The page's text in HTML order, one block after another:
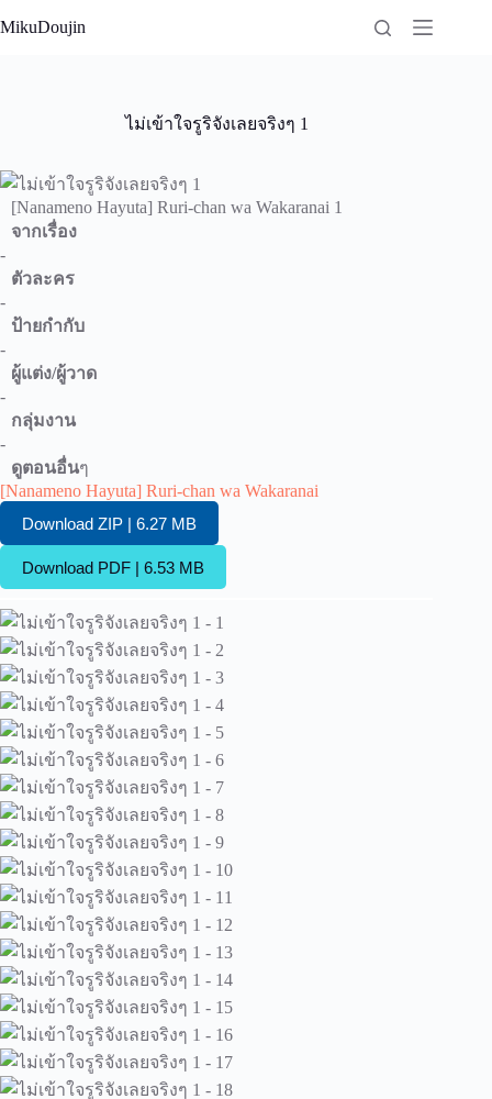
to
MikuDoujin
ไม่เข้าใจรูริจังเลยจริงๆ 1
[Nanameno Hayuta] Ruri-chan wa Wakaranai 1
จากเรื่อง
-
ตัวละคร
-
ป้ายกำกับ
-
ผู้แต่ง/ผู้วาด
-
กลุ่มงาน
-
ดูตอนอื่นๆ
[Nanameno Hayuta] Ruri-chan wa Wakaranai
Download ZIP | 6.27 MB
Download PDF | 6.53 MB